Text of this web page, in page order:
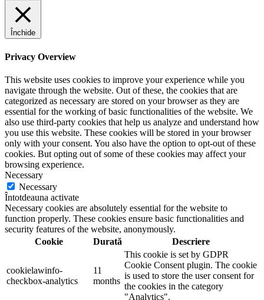
Închide
Privacy Overview
This website uses cookies to improve your experience while you
navigate through the website. Out of these, the cookies that are
categorized as necessary are stored on your browser as they are
essential for the working of basic functionalities of the website. We
also use third-party cookies that help us analyze and understand how
you use this website. These cookies will be stored in your browser
only with your consent. You also have the option to opt-out of these
cookies. But opting out of some of these cookies may affect your
browsing experience.
Necessary
Necessary
Întotdeauna activate
Necessary cookies are absolutely essential for the website to
function properly. These cookies ensure basic functionalities and
security features of the website, anonymously.
Cookie
Durată Descriere
cookielawinfo-
checkbox-analytics
11
months
This cookie is set by GDPR
Cookie Consent plugin. The cookie
is used to store the user consent for
the cookies in the category
"Analytics".